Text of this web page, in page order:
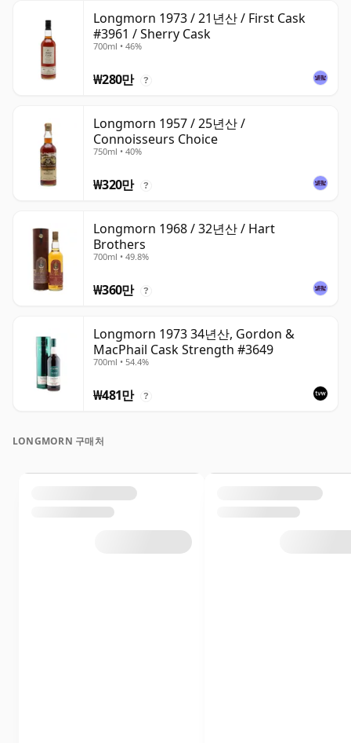
Longmorn 1973 / 21년산 / First Cask
#3961 / Sherry Cask
700ml • 46%
₩280만 ?
Longmorn 1957 / 25년산 /
Connoisseurs Choice
750ml • 40%
₩320만 ?
Longmorn 1968 / 32년산 / Hart
Brothers
700ml • 49.8%
₩360만 ?
Longmorn 1973 34년산, Gordon &
MacPhail Cask Strength #3649
700ml • 54.4%
₩481만 ?
LONGMORN 구매처